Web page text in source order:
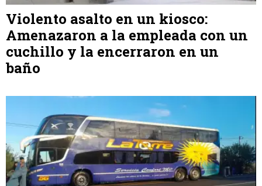
Violento asalto en un kiosco:
Amenazaron a la empleada con un
cuchillo y la encerraron en un
baño